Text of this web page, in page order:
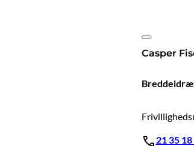
Casper
21 35 18